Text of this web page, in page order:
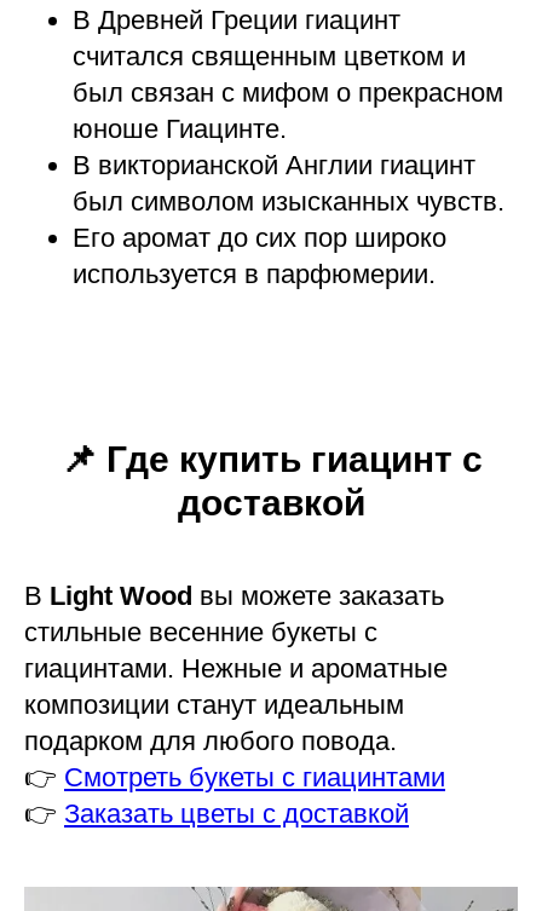
В Древней Греции гиацинт
считался священным цветком и
был связан с мифом о прекрасном
юноше Гиацинте.
В викторианской Англии гиацинт
был символом изысканных чувств.
Его аромат до сих пор широко
используется в парфюмерии.
📌 Где купить гиацинт с
доставкой
В Light Wood вы можете заказать
стильные весенние букеты с
гиацинтами. Нежные и ароматные
композиции станут идеальным
подарком для любого повода.
👉 Смотреть букеты с гиацинтами
👉 Заказать цветы с доставкой